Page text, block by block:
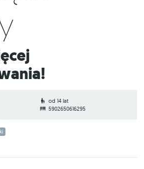
od 14 lat
5902650616295